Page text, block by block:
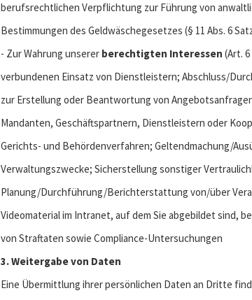
berufsrechtlichen Verpflichtung zur Führung von
Bestimmungen des Geldwäschegesetzes (§ 11 Abs. 6
- Zur Wahrung unserer berechtigten Interessen (Art.
verbundenen Einsatz von Dienstleistern; Abschluss/
zur Erstellung oder Beantwortung von
Mandanten, Geschäftspartnern, Dienstleistern oder
Gerichts- und Behördenverfahren; Geltendmachung/
Verwaltungszwecke; Sicherstellung sonstiger
Planung/Durchführung/Berichterstattung von/über
Videomaterial im Intranet, auf dem Sie abgebildet sind,
von Straftaten sowie Compliance-Untersuchungen
3. Weitergabe von Daten
Eine Übermittlung ihrer persönlichen Daten an Dritte